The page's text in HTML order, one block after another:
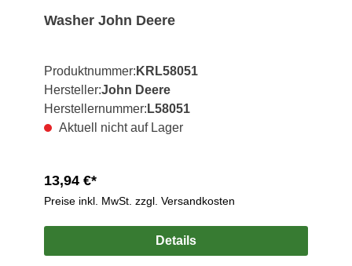
Washer John Deere
Produktnummer: KRL58051
Hersteller:John Deere
Herstellernummer: L58051
Aktuell nicht auf Lager
13,94 €*
Preise inkl. MwSt. zzgl. Versandkosten
Details